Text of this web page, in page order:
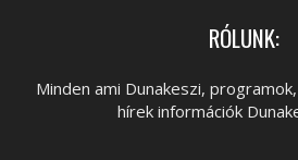
RÓLUNK:
Minden ami Dunakeszi,
hírek információk